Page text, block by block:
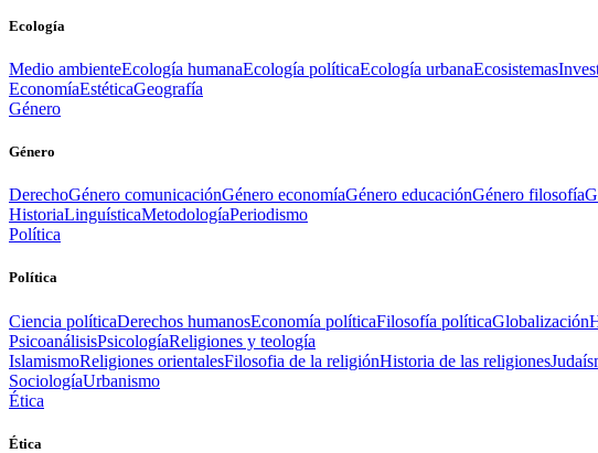
Ecología
Medio ambienteEcología humanaEcología políticaEcología urbanaEcosistemas
EconomíaEstéticaGeografía
Género
Género
DerechoGénero comunicaciónGénero economíaGénero educaciónGénero filosofía
HistoriaLinguísticaMetodologíaPeriodismo
Política
Política
Ciencia políticaDerechos humanosEconomía políticaFilosofía políticaGlobalización
PsicoanálisisPsicologíaReligiones y teología
IslamismoReligiones orientalesFilosofia de la religiónHistoria de las religiones
SociologíaUrbanismo
Ética
Ética